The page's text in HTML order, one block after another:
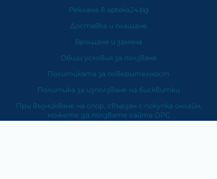
Реклама в apteka24.bg
Доставка и плащане
Връщане и замяна
Общи условия за ползване
Политиката за поверителност
Политика за използване на бисквитки
При възникване на спор, свързан с покупка онлайн,
можете да ползвате сайта ОРС